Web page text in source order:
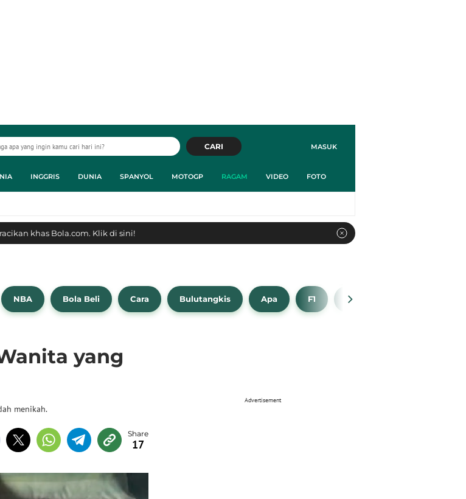
MASUK
CARI
INGGRIS DUNIA SPANYOL MOTOGP RAGAM VIDEO FOTO
khas Bola.com. Klik di sini!
NBA Bola Beli Cara Bulutangkis Apa F1 NBA
yang
menikah.
17
Advertisement